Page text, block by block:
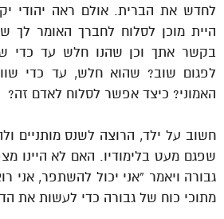
לחדש את הברית. אולם ראה יהודי
היית מוכן לסלוח לחברך האומר לך
בקשר אתך וכן שהנו חלש עד כדי
לפגום שוב? שהוא חלש, עד כדי
האמוני? כיצד אפשר לסלוח לאדם זה?
חשוב על ילד, הרוצה לשנס מותניים
שפגם מעט בלימודיו. האם לא היינו
גבורה ויאמר “אני יכול להשתפר, אני
מתוכי כוח של גבורה כדי לעשות את